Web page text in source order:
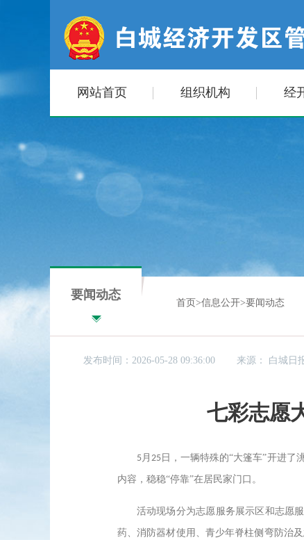
网站首页 组织机构 经
要闻动态
首页 >信息公开>要闻动态
发布时间：2026-05-28 09:36:00 来源： 白城日
七彩志愿
5月 25日，一辆特殊的“大篷车”开进了
内容，稳稳“停靠”在居民家门口。
活动现场分为志愿服务展示区和志愿
药、消防器材使用、青少年脊柱侧弯防治